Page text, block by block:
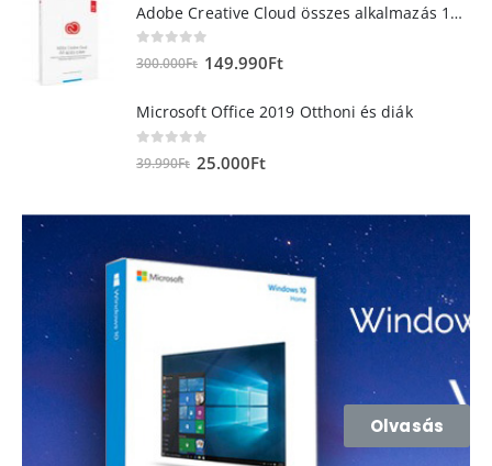
Adobe Creative Cloud összes alkalmazás 12 hónap - 1 felhasználó
300.000Ft 149.990Ft
Microsoft Office 2019 Otthoni és diák
out of 5
39.990Ft 25.000Ft
Olvasás